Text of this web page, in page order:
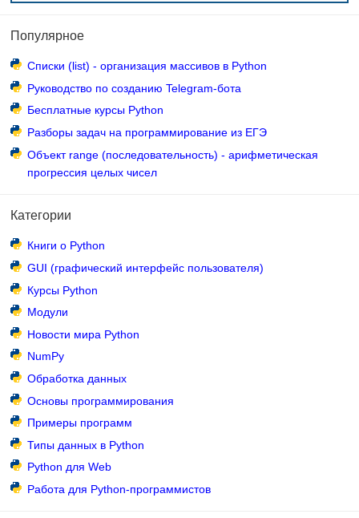
Популярное
Списки (list) - организация массивов в Python
Руководство по созданию Telegram-бота
Бесплатные курсы Python
Разборы задач на программирование из ЕГЭ
Объект range (последовательность) - арифметическая
прогрессия целых чисел
Категории
Книги о Python
GUI (графический интерфейс пользователя)
Курсы Python
Модули
Новости мира Python
NumPy
Обработка данных
Основы программирования
Примеры программ
Типы данных в Python
Python для Web
Работа для Python-программистов